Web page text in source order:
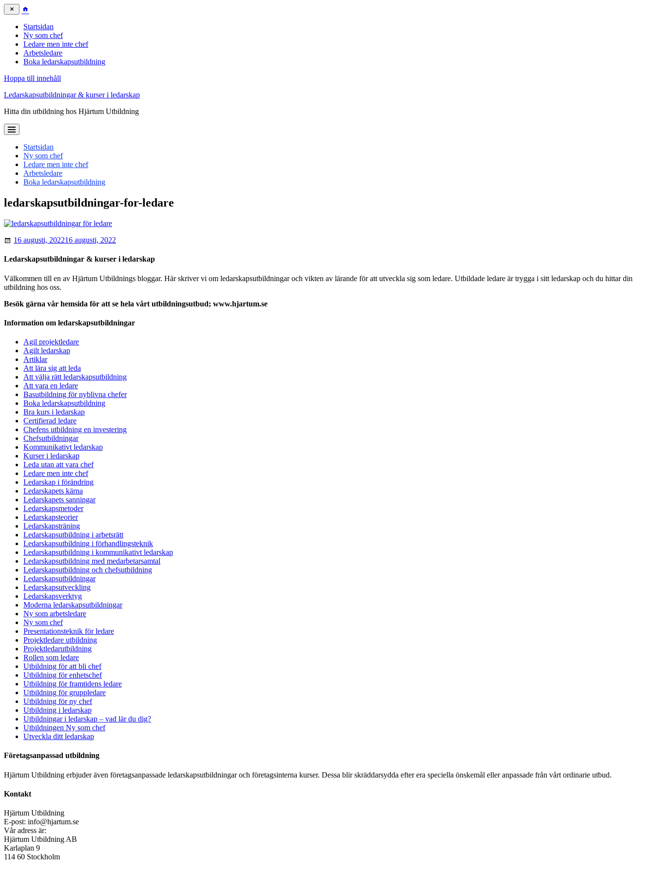
Startsidan
Ny som chef
Ledare men inte chef
Arbetsledare
Boka ledarskapsutbildning
Hoppa till innehåll
Ledarskapsutbildningar & kurser i ledarskap
Hitta din utbildning hos Hjärtum Utbildning
Startsidan
Ny som chef
Ledare men inte chef
Arbetsledare
Boka ledarskapsutbildning
ledarskapsutbildningar-for-ledare
16 augusti, 202216 augusti, 2022
Ledarskapsutbildningar & kurser i ledarskap
Välkommen till en av Hjärtum Utbildnings bloggar. Här skriver vi om ledarskapsutbildningar och vikten av lärande för att utveckla sig som ledare. Utbildade ledare är trygga i sitt ledarskap och du hittar din
utbildning hos oss.
Besök gärna vår hemsida för att se hela vårt utbildningsutbud; www.hjartum.se
Information om ledarskapsutbildningar
Agil projektledare
Agilt ledarskap
Artiklar
Att lära sig att leda
Att välja rätt ledarskapsutbildning
Att vara en ledare
Basutbildning för nyblivna chefer
Boka ledarskapsutbildning
Bra kurs i ledarskap
Certifierad ledare
Chefens utbildning en investering
Chefsutbildningar
Kommunikativt ledarskap
Kurser i ledarskap
Leda utan att vara chef
Ledare men inte chef
Ledarskap i förändring
Ledarskapets kärna
Ledarskapets sanningar
Ledarskapsmetoder
Ledarskapsteorier
Ledarskapsträning
Ledarskapsutbildning i arbetsrätt
Ledarskapsutbildning i förhandlingsteknik
Ledarskapsutbildning i kommunikativt ledarskap
Ledarskapsutbildning med medarbetarsamtal
Ledarskapsutbildning och chefsutbildning
Ledarskapsutbildningar
Ledarskapsutveckling
Ledarskapsverktyg
Moderna ledarskapsutbildningar
Ny som arbetsledare
Ny som chef
Presentationsteknik för ledare
Projektledare utbildning
Projektledarutbildning
Rollen som ledare
Utbildning för att bli chef
Utbildning för enhetschef
Utbildning för framtidens ledare
Utbildning för gruppledare
Utbildning för ny chef
Utbildning i ledarskap
Utbildningar i ledarskap – vad lär du dig?
Utbildningen Ny som chef
Utveckla ditt ledarskap
Företagsanpassad utbildning
Hjärtum Utbildning erbjuder även företagsanpassade ledarskapsutbildningar och företagsinterna kurser. Dessa blir skräddarsydda efter era speciella önskemål eller anpassade från vårt ordinarie utbud.
Kontakt
Hjärtum Utbildning
E-post: info@hjartum.se
Vår adress är:
Hjärtum Utbildning AB
Karlaplan 9
114 60 Stockholm